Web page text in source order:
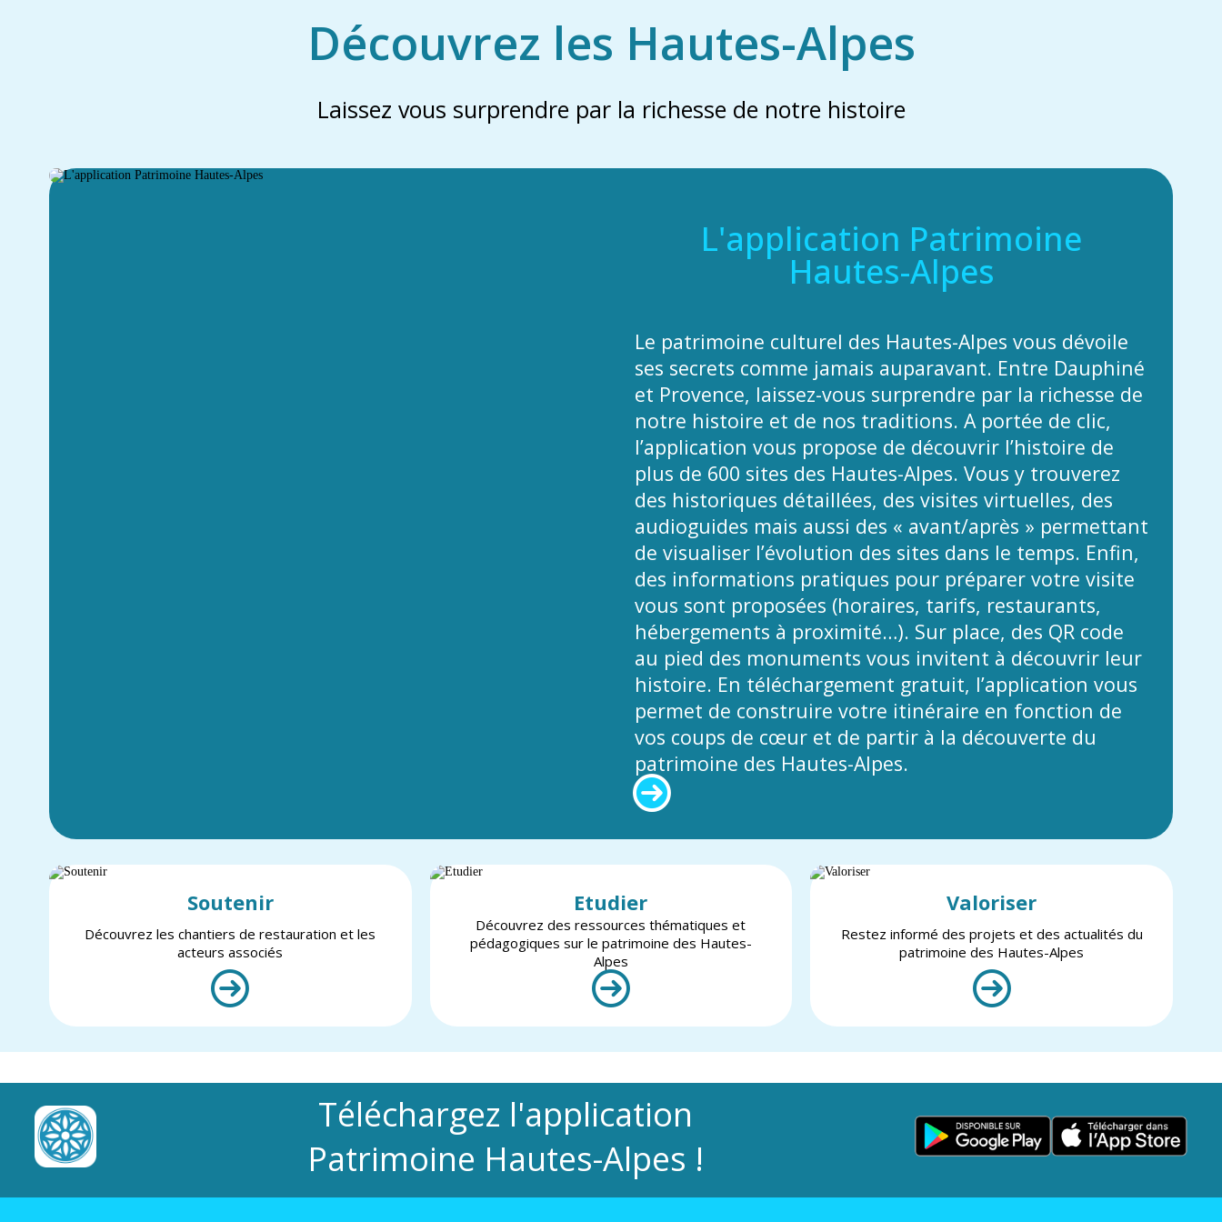
Découvrez les Hautes-Alpes
Laissez vous surprendre par la richesse de notre histoire
L'application Patrimoine
Hautes-Alpes
Le patrimoine culturel des Hautes-Alpes vous dévoile
ses secrets comme jamais auparavant. Entre Dauphiné
et Provence, laissez-vous surprendre par la richesse de
notre histoire et de nos traditions. A portée de clic,
l’application vous propose de découvrir l’histoire de
plus de 600 sites des Hautes-Alpes. Vous y trouverez
des historiques détaillées, des visites virtuelles, des
audioguides mais aussi des « avant/après » permettant
de visualiser l’évolution des sites dans le temps. Enfin,
des informations pratiques pour préparer votre visite
vous sont proposées (horaires, tarifs, restaurants,
hébergements à proximité…). Sur place, des QR code
au pied des monuments vous invitent à découvrir leur
histoire. En téléchargement gratuit, l’application vous
permet de construire votre itinéraire en fonction de
vos coups de cœur et de partir à la découverte du
patrimoine des Hautes-Alpes.
Soutenir
Découvrez les chantiers de restauration et les
acteurs associés
Etudier
Découvrez des ressources thématiques et
pédagogiques sur le patrimoine des Hautes-
Alpes
Valoriser
Restez informé des projets et des actualités du
patrimoine des Hautes-Alpes
Téléchargez l'application
Patrimoine Hautes-Alpes !